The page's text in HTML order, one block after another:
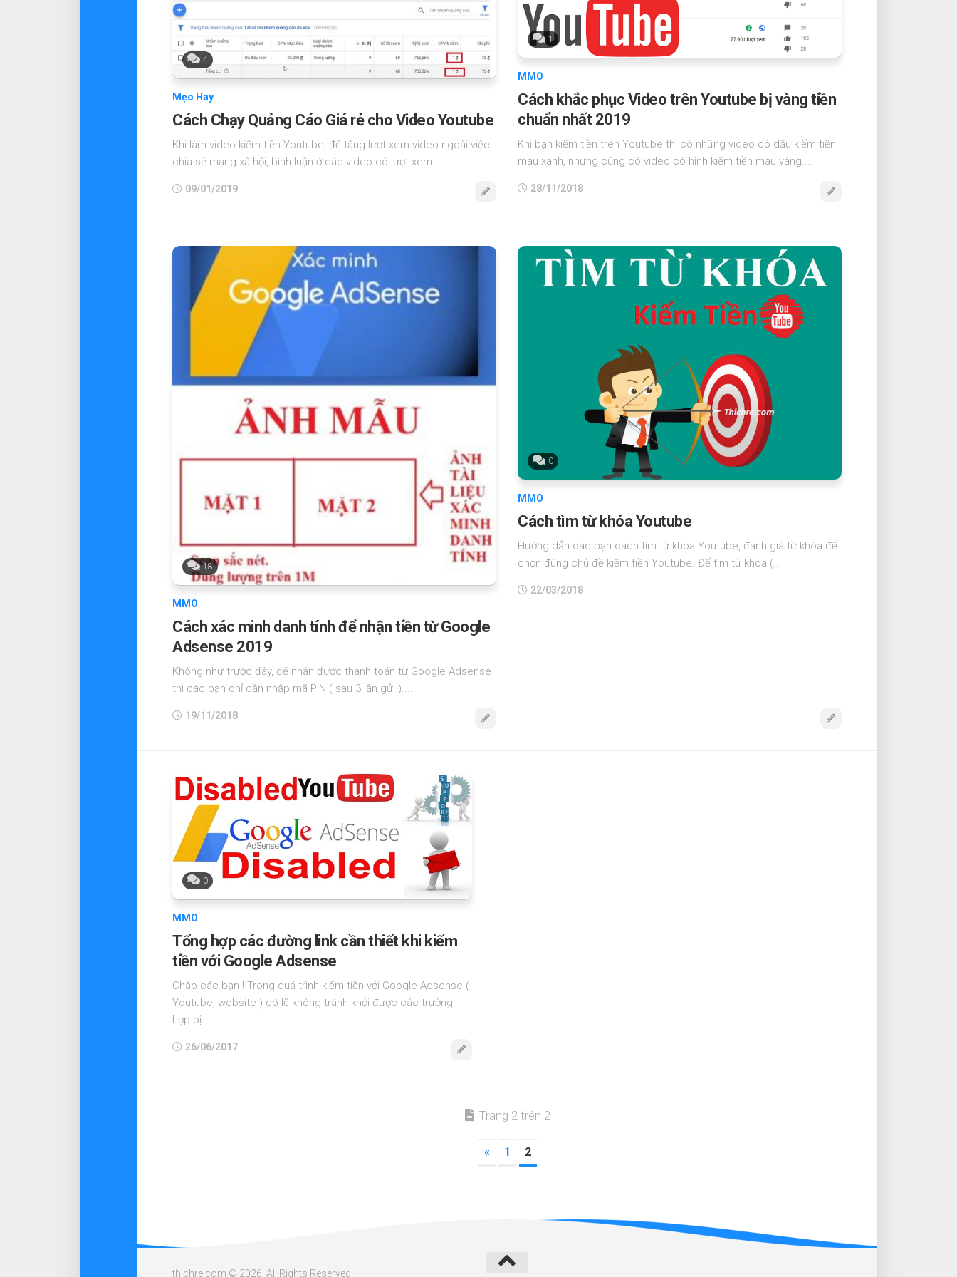
4
Mẹo Hay
Cách Chạy Quảng Cáo Giá rẻ cho Video Youtube
Khi làm video kiếm tiền Youtube, để tăng lượt xem video ngoài việc
chia sẻ mạng xã hội, bình luận ở các video có lượt xem...
09/01/2019
1
MMO
Cách khắc phục Video trên Youtube bị vàng tiền
chuẩn nhất 2019
Khi bạn kiếm tiền trên Youtube thì có những video có dấu kiếm tiền
màu xanh, nhưng cũng có video có hình kiếm tiền màu vàng....
28/11/2018
18
MMO
Cách xác minh danh tính để nhận tiền từ Google
Adsense 2019
Không như trước đây, để nhân được thanh toán từ Google Adsense
thì các bạn chỉ cần nhập mã PIN ( sau 3 lần gửi )....
19/11/2018
0
MMO
Cách tìm từ khóa Youtube
Hướng dẫn các bạn cách tìm từ khóa Youtube, đánh giá từ khóa để
chọn đúng chủ đề kiếm tiền Youtube. Để tìm từ khóa (...
22/03/2018
0
MMO
Tổng hợp các đường link cần thiết khi kiếm
tiền với Google Adsense
Chào các bạn ! Trong quá trình kiếm tiền với Google Adsense (
Youtube, website ) có lẽ không tránh khỏi được các trường
hợp bị...
26/06/2017
Trang 2 trên 2
« 1 2
thichre.com © 2026. All Rights Reserved.